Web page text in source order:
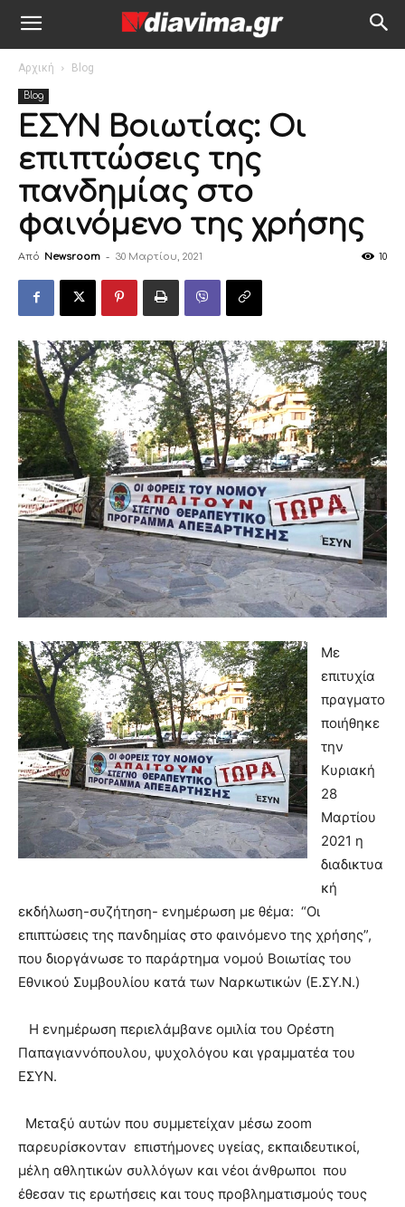
Αρχική Blog
Blog
ΕΣΥΝ Βοιωτίας: Οι
επιπτώσεις της
πανδημίας στο
φαινόμενο της χρήσης
Από Newsroom - 30 Μαρτίου, 2021 10
Με
επιτυχία
πραγματο
ποιήθηκε
την
Κυριακή
28
Μαρτίου
2021 η
διαδικτυα
κή
εκδήλωση-συζήτηση- ενημέρωση με θέμα: “Οι
επιπτώσεις της πανδημίας στο φαινόμενο της χρήσης”,
που διοργάνωσε το παράρτημα νομού Βοιωτίας του
Εθνικού Συμβουλίου κατά των Ναρκωτικών (Ε.ΣΥ.Ν.)
Η ενημέρωση περιελάμβανε ομιλία του Ορέστη
Παπαγιαννόπουλου, ψυχολόγου και γραμματέα του
ΕΣΥΝ.
Μεταξύ αυτών που συμμετείχαν μέσω zoom
παρευρίσκονταν επιστήμονες υγείας, εκπαιδευτικοί,
μέλη αθλητικών συλλόγων και νέοι άνθρωποι που
έθεσαν τις ερωτήσεις και τους προβληματισμούς τους